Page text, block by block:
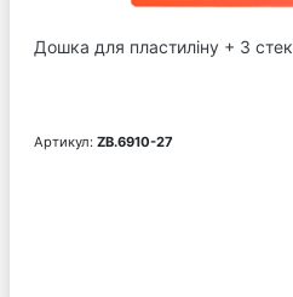
Дошка для пластиліну + 3
Артикул: ZB.6910-27